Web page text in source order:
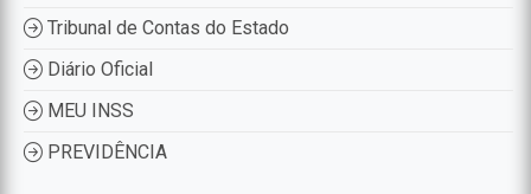
Tribunal de Contas do Estado
Diário Oficial
MEU INSS
PREVIDÊNCIA